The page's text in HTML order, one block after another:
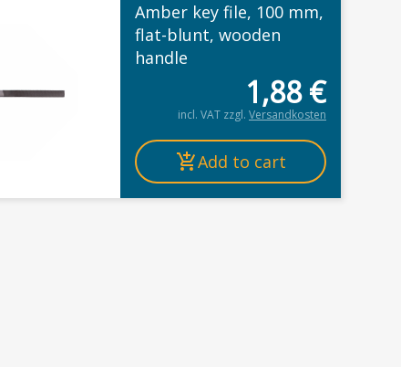
Amber key file, 100 mm,
flat-blunt, wooden
handle
1,88€
incl. VAT zzgl. Versandkosten
Add to cart